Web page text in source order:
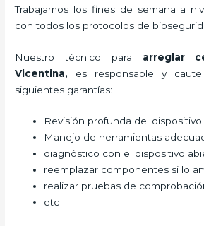
Trabajamos los fines de semana a
con todos los protocolos de
Nuestro técnico para arreglar
Vicentina, es responsable y
siguientes garantías:
Revisión profunda del dispositivo
Manejo de herramientas
diagnóstico con el dispositivo
reemplazar componentes si lo
realizar pruebas de
etc